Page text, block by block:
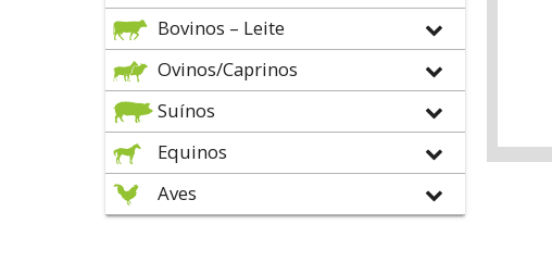
Bovinos – Leite
Ovinos/Caprinos
Suínos
Equinos
Aves